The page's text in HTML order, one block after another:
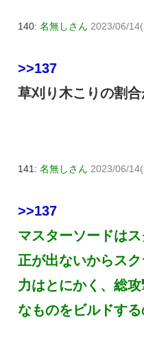
140: 名無しさん 2023/06/
>>137
草刈り木こりの割合
141: 名無しさん 2023/06/
>>137
マスターソードは
正が出ないからス
力はとにかく、総
なものをビルドす